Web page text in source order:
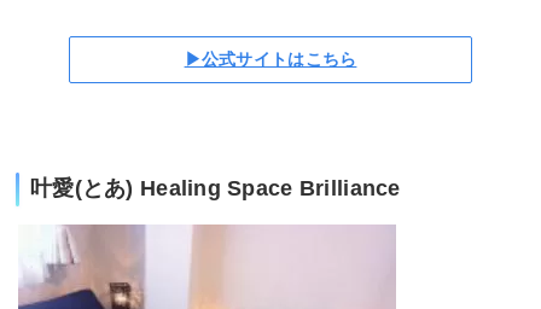
▶公式サイトはこちら
叶愛(とあ) Healing Space Brilliance